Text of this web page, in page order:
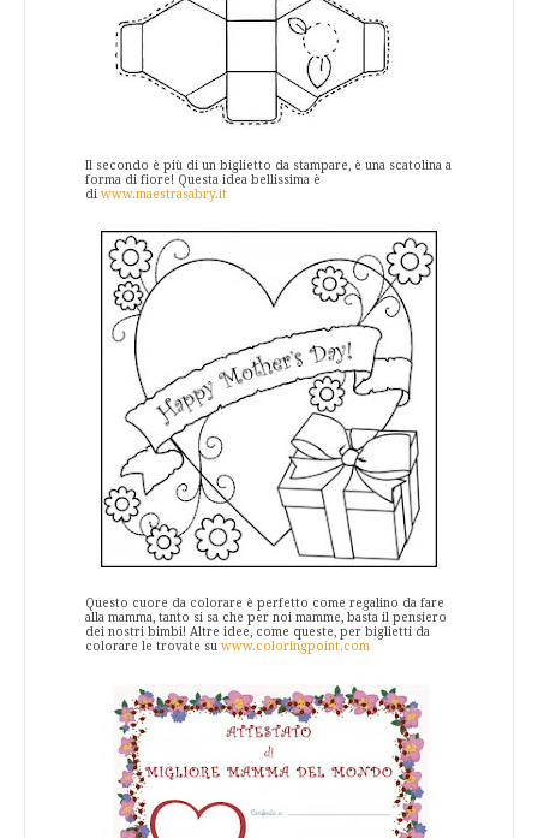
Il secondo è più di un biglietto da stampare, è una scatolina a
forma di fiore! Questa idea bellissima è
di www.maestrasabry.it
Questo cuore da colorare è perfetto come regalino da fare
alla mamma, tanto si sa che per noi mamme, basta il pensiero
dei nostri bimbi! Altre idee, come queste, per biglietti da
colorare le trovate su www.coloringpoint.com